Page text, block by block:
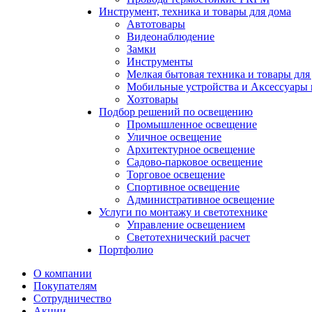
Инструмент, техника и товары для дома
Автотовары
Видеонаблюдение
Замки
Инструменты
Мелкая бытовая техника и товары для
Мобильные устройства и Аксессуары
Хозтовары
Подбор решений по освещению
Промышленное освещение
Уличное освещение
Архитектурное освещение
Садово-парковое освещение
Торговое освещение
Спортивное освещение
Административное освещение
Услуги по монтажу и светотехнике
Управление освещением
Светотехнический расчет
Портфолио
О компании
Покупателям
Сотрудничество